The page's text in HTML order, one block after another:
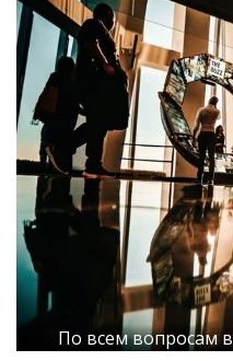
По всем вопросам